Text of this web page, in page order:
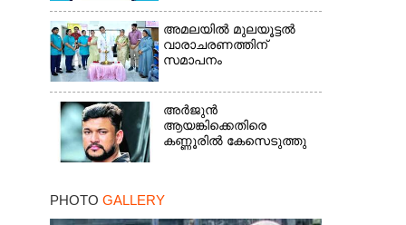
അമലയിൽ മുലയൂട്ടൽ
വാരാചരണത്തിന്
സമാപനം
അർജുൻ
ആയങ്കിക്കെതിരെ
കണ്ണൂരിൽ കേസെടുത്തു
PHOTO GALLERY